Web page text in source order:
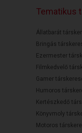
Tematikus
Állatbarát
Bringás
Ezermester
Filmkedvelő
Gamer
Humoros
Kertészkedő
Könyvmoly
Motoros